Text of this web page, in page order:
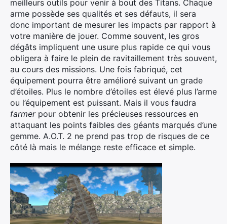
meilleurs outils pour venir à bout des Titans. Chaque
arme possède ses qualités et ses défauts, il sera
donc important de mesurer les impacts par rapport à
votre manière de jouer. Comme souvent, les gros
dégâts impliquent une usure plus rapide ce qui vous
obligera à faire le plein de ravitaillement très souvent,
au cours des missions. Une fois fabriqué, cet
équipement pourra être amélioré suivant un grade
d’étoiles. Plus le nombre d’étoiles est élevé plus l’arme
ou l’équipement est puissant. Mais il vous faudra
farmerpour obtenir les précieuses ressources en
attaquant les points faibles des géants marqués d’une
gemme. A.O.T. 2 ne prend pas trop de risques de ce
côté là mais le mélange reste efficace et simple.